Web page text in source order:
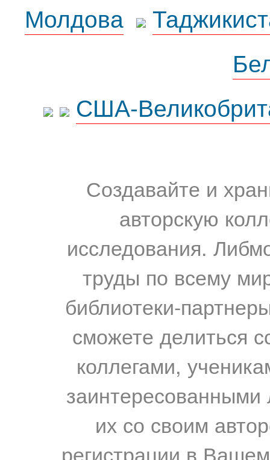
Молдова
США-
Создавайте и
авторскую
исследования.
труды по всему
библиотеки-
сможете делиться
коллегами,
их со своим
регистрации в